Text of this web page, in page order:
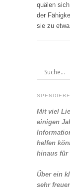
quälen
der
sie zu
Mit viel
einigen
helfen
hinaus für
Über ein
sehr